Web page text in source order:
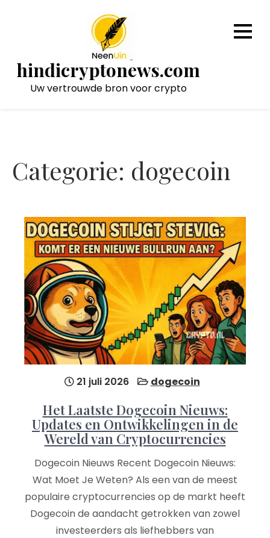
hindicryptonews.com
Uw vertrouwde bron voor crypto
Categorie: dogecoin
21 juli 2026 dogecoin
Het Laatste Dogecoin Nieuws:
Updates en Ontwikkelingen in de
Wereld van Cryptocurrencies
Dogecoin Nieuws Recent Dogecoin Nieuws:
Wat Moet Je Weten? Als een van de meest
populaire cryptocurrencies op de markt heeft
Dogecoin de aandacht getrokken van zowel
investeerders als liefhebbers van